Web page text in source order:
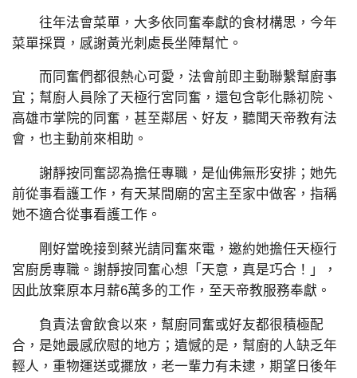
往年法會菜單，大多依同奮奉獻的食材構思，今年
菜單採買，感謝黃光刺處長坐陣幫忙。
而同奮們都很熱心可愛，法會前即主動聯繫幫廚事
宜；幫廚人員除了天極行宮同奮，還包含彰化縣初院、
高雄市掌院的同奮，甚至鄰居、好友，聽聞天帝教有法
會，也主動前來相助。
謝靜按同奮認為擔任專職，是仙佛無形安排；她先
前從事看護工作，有天某間廟的宮主至家中做客，指稱
她不適合從事看護工作。
剛好當晚接到蔡光請同奮來電，邀約她擔任天極行
宮廚房專職。謝靜按同奮心想「天意，真是巧合！」，
因此放棄原本月薪6萬多的工作，至天帝教服務奉獻。
負責法會飲食以來，幫廚同奮或好友都很積極配
合，是她最感欣慰的地方；遺憾的是，幫廚的人缺乏年
輕人，重物運送或擺放，老一輩力有未逮，期望日後年